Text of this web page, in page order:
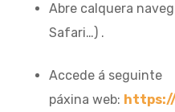
Abre calquera
Safari…) .
Accede á seguinte
páxina web: